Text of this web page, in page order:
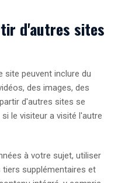
d'autres sites
site peuvent inclure du
des images, des
d'autres sites se
le visiteur a visité l'autre
à votre sujet, utiliser
supplémentaires et